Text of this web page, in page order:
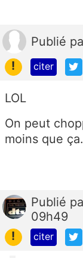
Publié
!
citer
LOL
On peut
moins que
Publié
09h49
!
citer